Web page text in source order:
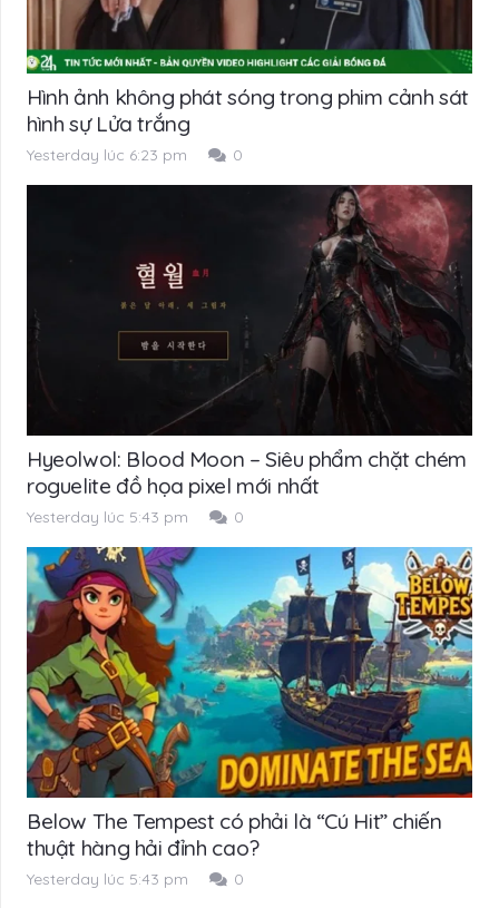
Hình ảnh không phát sóng trong phim cảnh sát
hình sự Lửa trắng
Yesterday lúc 6:23 pm 0
Hyeolwol: Blood Moon – Siêu phẩm chặt chém
roguelite đồ họa pixel mới nhất
Yesterday lúc 5:43 pm 0
Below The Tempest có phải là “Cú Hit” chiến
thuật hàng hải đỉnh cao?
Yesterday lúc 5:43 pm 0